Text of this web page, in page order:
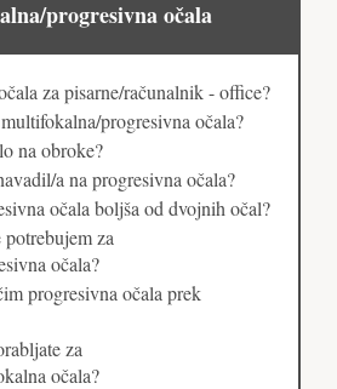
progresivna očala
za pisarne/računalnik - office?
progresivna očala?
na obroke?
a na progresivna očala?
očala boljša od dvojnih očal?
za
očala?
progresivna očala prek
za
očala?